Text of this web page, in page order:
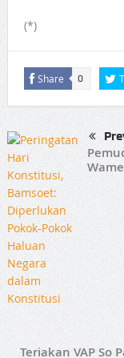
(*)
Share 0
Teriakan VAP So